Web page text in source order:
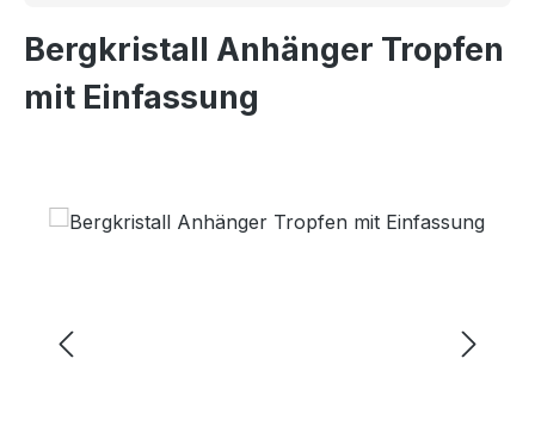
Bergkristall Anhänger Tropfen
mit Einfassung
Bildergalerie überspringen